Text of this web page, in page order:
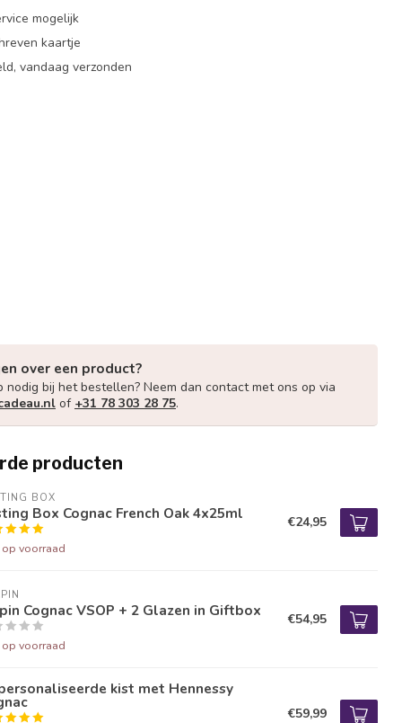
mogelijk
kaartje
vandaag verzonden
over een product?
nodig bij het bestellen? Neem dan contact met ons op via
of +31 78 303 28 75.
producten
BOX
Box Cognac French Oak 4x25ml
op voorraad
€24,95
Cognac VSOP + 2 Glazen in Giftbox
op voorraad
€54,95
kist met Hennessy
€59,99